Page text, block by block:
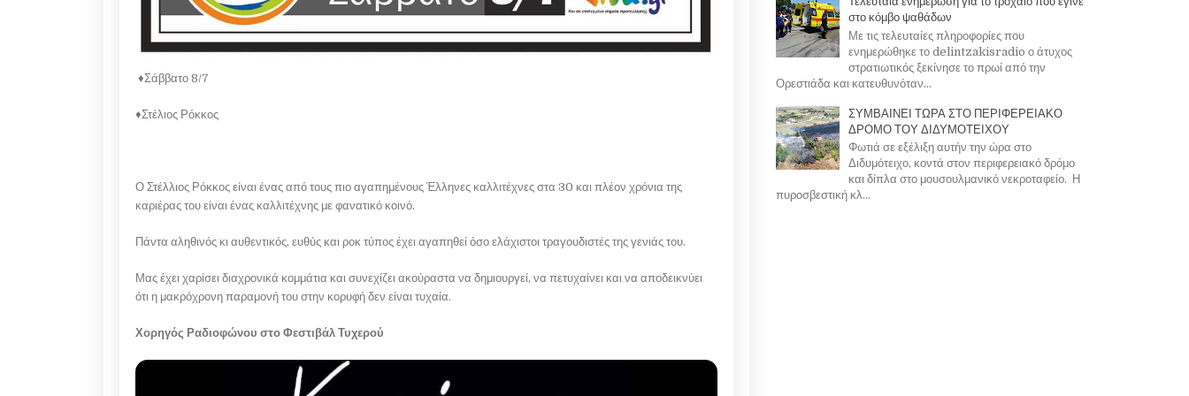
♦️Σάββατο 8/7
♦️Στέλιος Ρόκκος
Ο Στέλλιος Ρόκκος είναι ένας από τους πιο αγαπημένους Έλληνες καλλιτέχνες στα 30 και πλέον χρόνια της
καριέρας του είναι ένας καλλιτέχνης με φανατικό κοινό.
Πάντα αληθινός κι αυθεντικός, ευθύς και ροκ τύπος έχει αγαπηθεί όσο ελάχιστοι τραγουδιστές της γενιάς του.
Μας έχει χαρίσει διαχρονικά κομμάτια και συνεχίζει ακούραστα να δημιουργεί, να πετυχαίνει και να αποδεικνύει
ότι η μακρόχρονη παραμονή του στην κορυφή δεν είναι τυχαία.
Χορηγός Ραδιοφώνου στο Φεστιβάλ Τυχερού
στο κόμβο ψαθάδων
Με τις τελευταίες πληροφορίες που
ενημερώθηκε το delintzakisradio ο άτυχος
στρατιωτικός ξεκίνησε το πρωί από την
Ορεστιάδα και κατευθυνόταν...
ΣΥΜΒΑΙΝΕΙ ΤΩΡΑ ΣΤΟ ΠΕΡΙΦΕΡΕΙΑΚΟ
ΔΡΟΜΟ ΤΟΥ ΔΙΔΥΜΟΤΕΙΧΟΥ
Φωτιά σε εξέλιξη αυτήν την ώρα στο
Διδυμότειχο, κοντά στον περιφερειακό δρόμο
και δίπλα στο μουσουλμανικό νεκροταφείο. Η
πυροσβεστική κλ...